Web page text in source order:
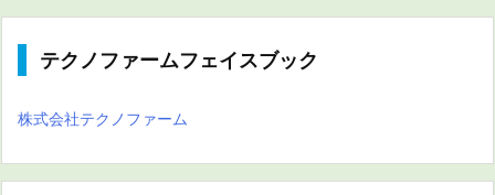
テクノファームフェイスブック
株式会社テクノファーム